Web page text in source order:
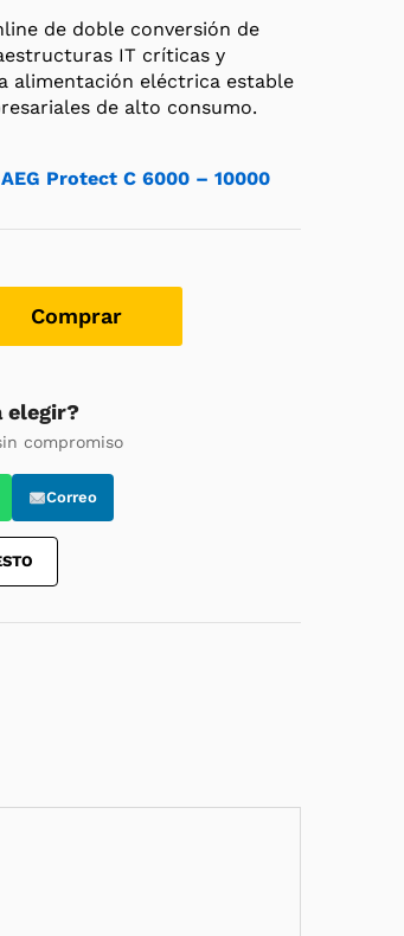
de doble conversión de
IT críticas y
alimentación eléctrica estable
de alto consumo.
Protect C 6000 – 10000
Comprar
elegir?
compromiso
Correo